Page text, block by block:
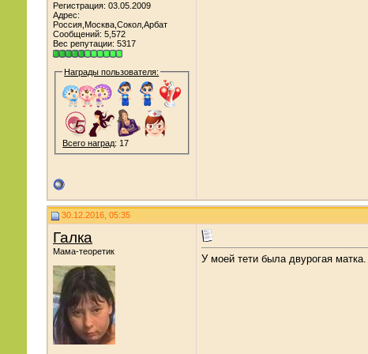
Регистрация: 03.05.2009
Адрес:
Россия,Москва,Сокол,Арбат
Сообщений: 5,572
Вес репутации: 5317
Награды пользователя:
Всего наград: 17
30.12.2016, 05:35
Галка
Мама-теоретик
У моей тети была двурогая